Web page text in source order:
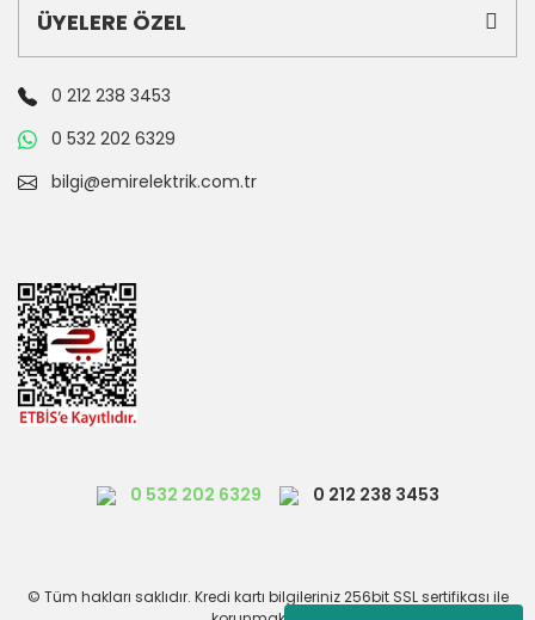
ÜYELERE ÖZEL
0 212 238 3453
0 532 202 6329
bilgi@emirelektrik.com.tr
0 532 202 6329 0 212 238 3453
© Tüm hakları saklıdır. Kredi kartı bilgileriniz 256bit SSL sertifikası ile